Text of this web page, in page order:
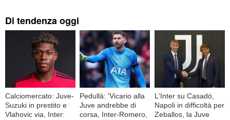
Di tendenza oggi
Calciomercato: Juve-
Suzuki in prestito e
Vlahovic via, Inter:
Pedullà: 'Vicario alla
Juve andrebbe di
corsa, Inter-Romero,
L'Inter su Casadó,
Napoli in difficoltà per
Zeballos, la Juve